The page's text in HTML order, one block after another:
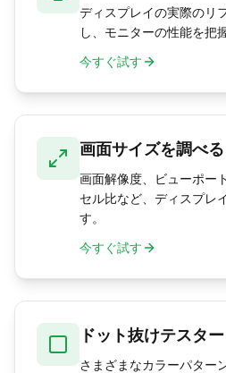
ディスプレイの実際のリ
し、モニターの性能を把
今すぐ試す
画面サイズを調べる
画面解像度、ビューポー
セル比など、ディスプレ
す。
今すぐ試す
ドット抜けテスター
さまざまなカラーパター